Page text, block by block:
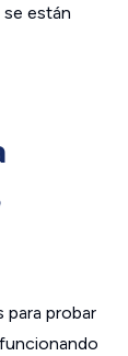
están
para probar